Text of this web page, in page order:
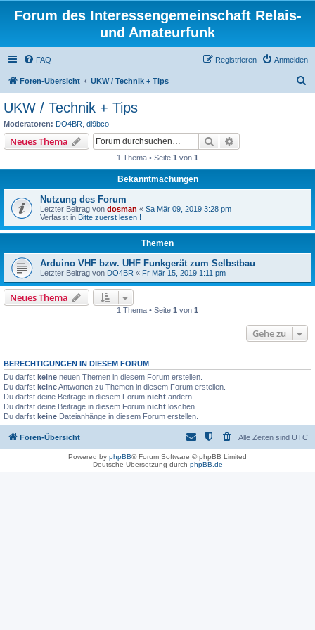
Forum des Interessengemeinschaft Relais-
und Amateurfunk
FAQ Anmelden
Registrieren
Foren-Übersicht UKW / Technik + Tips
UKW / Technik + Tips
Moderatoren: DO4BR dl9bco
Neues Thema Suche
1 Thema • Seite 1 von 1
Bekanntmachungen
Nutzung des Forum
Letzter Beitrag von dosman « Sa Mär 09, 2019 3:28 pm
Verfasst in Bitte zuerst lesen !
Themen
Arduino VHF bzw. UHF Funkgerät zum Selbstbau
Letzter Beitrag von DO4BR « Fr Mär 15, 2019 1:11 pm
Neues Thema
1 Thema • Seite 1 von 1
Gehe zu
BERECHTIGUNGEN IN DIESEM FORUM
Du darfst keine neuen Themen in diesem Forum erstellen.
Du darfst keineAntworten zu Themen in diesem Forum erstellen.
Du darfst deine Beiträge in diesem Forum nicht ändern.
Du darfst deine Beiträge in diesem Forum nicht löschen.
Du darfst keine Dateianhänge in diesem Forum erstellen.
Foren-Übersicht Alle Zeiten sind UTC
Powered by phpBB® Forum Software © phpBB Limited
Deutsche Übersetzung durch phpBB.de